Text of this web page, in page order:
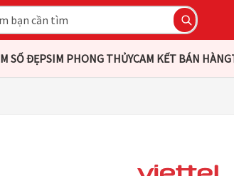
SỐ ĐẸPSIM PHONG THỦYCAM KẾT BÁN HÀNG